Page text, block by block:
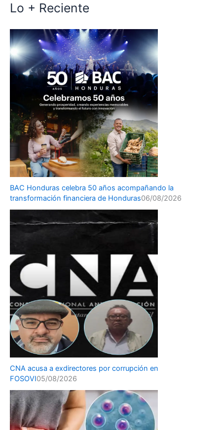
Lo + Reciente
BAC Honduras celebra 50 años acompañando la
transformación financiera de Honduras06/08/2026
CNA acusa a exdirectores por corrupción en
FOSOVI05/08/2026